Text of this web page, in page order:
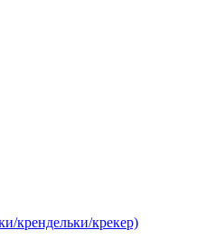
крендельки/крекер)